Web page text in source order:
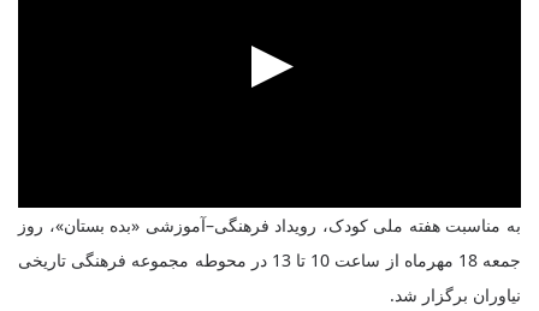
به مناسبت هفته ملی کودک، رویداد فرهنگی–آموزشی «بده بستان»، روز
جمعه 18 مهرماه از ساعت 10 تا 13 در محوطه مجموعه فرهنگی تاریخی
نیاوران برگزار شد.